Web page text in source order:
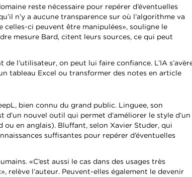
reste nécessaire pour repérer d’éventuelles
n’y a aucune transparence sur où l’algorithme va
celles-ci peuvent être manipulées», souligne le
mesure Bard, citent leurs sources, ce qui peut
l’utilisateur, on peut lui faire confiance. L’IA
tableau Excel ou transformer des notes en article
bien connu du grand public. Linguee, son
d’un nouvel outil qui permet d’améliorer le style d’un
en anglais). Bluffant, selon Xavier Studer, qui
suffisantes pour repérer d’éventuelles
«C’est aussi le cas dans des usages très
relève l’auteur. Peuvent-elles également le devenir